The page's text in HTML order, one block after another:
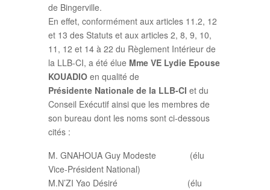
de Bingerville.
En effet, conformément aux articles 11.2, 12
et 13 des Statuts et aux articles 2, 8, 9, 10,
11, 12 et 14 à 22 du Règlement Intérieur de
la LLB-CI, a été élue Mme VE Lydie Epouse
KOUADIO en qualité de
Présidente Nationale de la LLB-CI et du
Conseil Exécutif ainsi que les membres de
son bureau dont les noms sont ci-dessous
cités :
M. GNAHOUA Guy Modeste (élu
Vice-Président National)
M.N’ZI Yao Désiré (élu